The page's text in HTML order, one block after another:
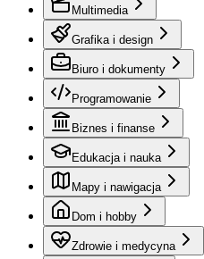
Multimedia
Grafika i design
Biuro i dokumenty
Programowanie
Biznes i finanse
Edukacja i nauka
Mapy i nawigacja
Dom i hobby
Zdrowie i medycyna